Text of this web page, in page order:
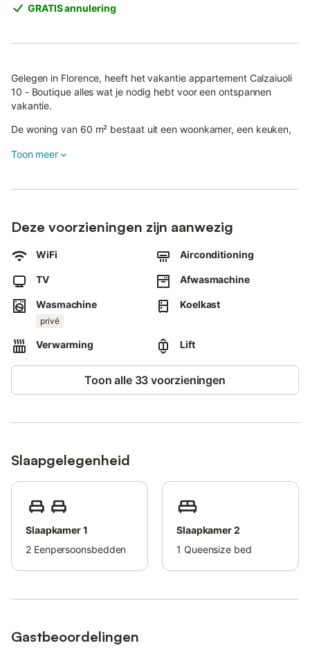
GRATIS annulering
Gelegen in Florence, heeft het vakantie appartement Calzaiuoli
10 - Boutique alles wat je nodig hebt voor een ontspannen
vakantie.
De woning van 60 m² bestaat uit een woonkamer, een keuken,
personen.
en een wasmachine.
lift.
Het openbaar vervoer bevindt zich op loopafstand.
Huisdieren, roken en het vieren van evenementen zijn niet
toegestaan.
Deze accommodatie heeft richtlijnen om gasten te helpen met
het correct scheiden van afval.
Meer informatie wordt ter plaatse verstrekt.
Deze accommodatie beschikt over energiebesparende
Deze accommodatie beschikt over een handig self check-in
Toon meer
Deze voorzieningen zijn aanwezig
WiFi Airconditioning
TV Afwasmachine
Wasmachine
privé
Koelkast
Verwarming Lift
Toon alle 33 voorzieningen
Slaapgelegenheid
Slaapkamer 1
2 Eenpersoonsbedden
Slaapkamer 2
1 Queensize bed
Gastbeoordelingen